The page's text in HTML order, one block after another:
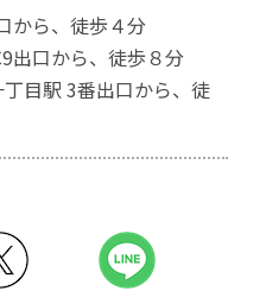
から、徒歩４分
出口から、徒歩８分
目駅 3番出口から、徒